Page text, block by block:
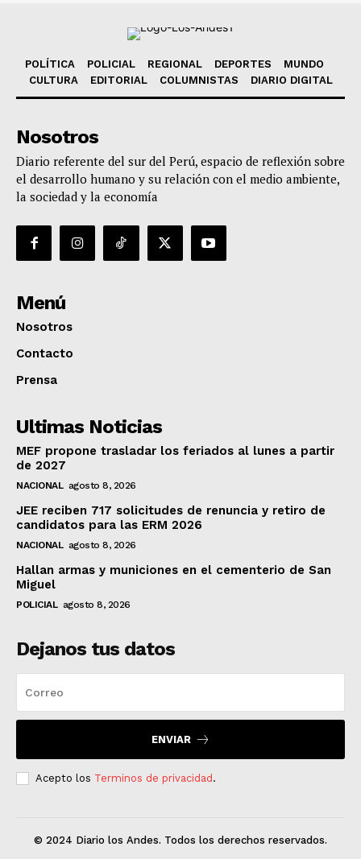
POLÍTICA POLICIAL REGIONAL DEPORTES
MUNDO
CULTURA
EDITORIAL COLUMNISTAS DIARIO DIGITAL
Nosotros
Diario referente del sur del Perú, espacio de reflexión sobre
el desarrollo humano y su relación con el medio ambiente,
la sociedad y la economía
Menú
Nosotros
Contacto
Prensa
Ultimas Noticias
MEF propone trasladar los feriados al lunes a partir
de 2027
NACIONAL agosto 8, 2026
JEE reciben 717 solicitudes de renuncia y retiro de
candidatos para las ERM 2026
NACIONAL agosto 8, 2026
Hallan armas y municiones en el cementerio de San
Miguel
POLICIAL agosto 8, 2026
Dejanos tus datos
ENVIAR
Acepto los Terminos de privacidad .
© 2024 Diario los Andes. Todos los derechos reservados.